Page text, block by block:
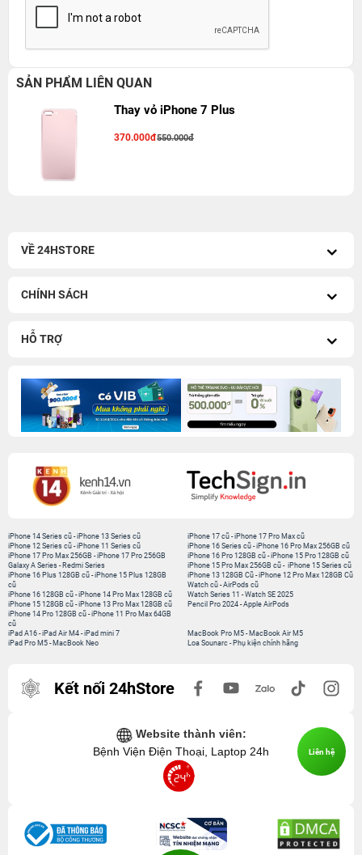
SẢN PHẨM LIÊN QUAN
Thay vỏ iPhone 7 Plus
370.000đ550.000đ
VỀ 24HSTORE
CHÍNH SÁCH
HỖ TRỢ
iPhone 14 Series cũ -iPhone 13 Series cũ
iPhone 12 Series cũ -iPhone 11 Series cũ
iPhone 17 Pro Max 256GB -iPhone 17 Pro 256GB
Galaxy A Series - Redmi Series
iPhone 17 cũ-iPhone 17 Pro Max cũ
iPhone 16 Series cũ- iPhone 16 Pro Max 256GB cũ
iPhone 16 Pro 128GB cũ-iPhone 15 Pro 128GB cũ
iPhone 15 Pro Max 256GB cũ- iPhone 15 Series cũ
iPhone 16 Plus 128GB cũ -iPhone 15 Plus 128GB
cũ
iPhone 16 128GB cũ -iPhone 14 Pro Max 128GB cũ
iPhone 15 128GB cũ -iPhone 13 Pro Max 128GB cũ
iPhone 14 Pro 128GB cũ -iPhone 11 Pro Max 64GB
cũ
iPhone 13 128GB Cũ-iPhone 12 Pro Max 128GB Cũ
Watch cũ-AirPods cũ
Watch Series 11 -Watch SE 2025
Pencil Pro 2024-Apple AirPods
iPad A16 -iPad Air M4 -iPad mini 7
iPad Pro M5 - MacBook Neo
MacBook Pro M5- MacBook Air M5
Loa Sounarc- Phụ kiện chính hãng
Kết nối 24hStore
Website thành viên:
Bệnh Viện Điện Thoại, Laptop 24h
Liên hệ